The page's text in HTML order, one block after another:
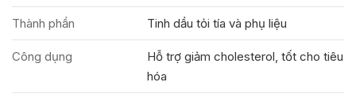
Thành phần Tinh dầu tỏi tía và phụ liệu
Công dụng
Hỗ trợ giảm cholesterol, tốt cho tiêu
hóa